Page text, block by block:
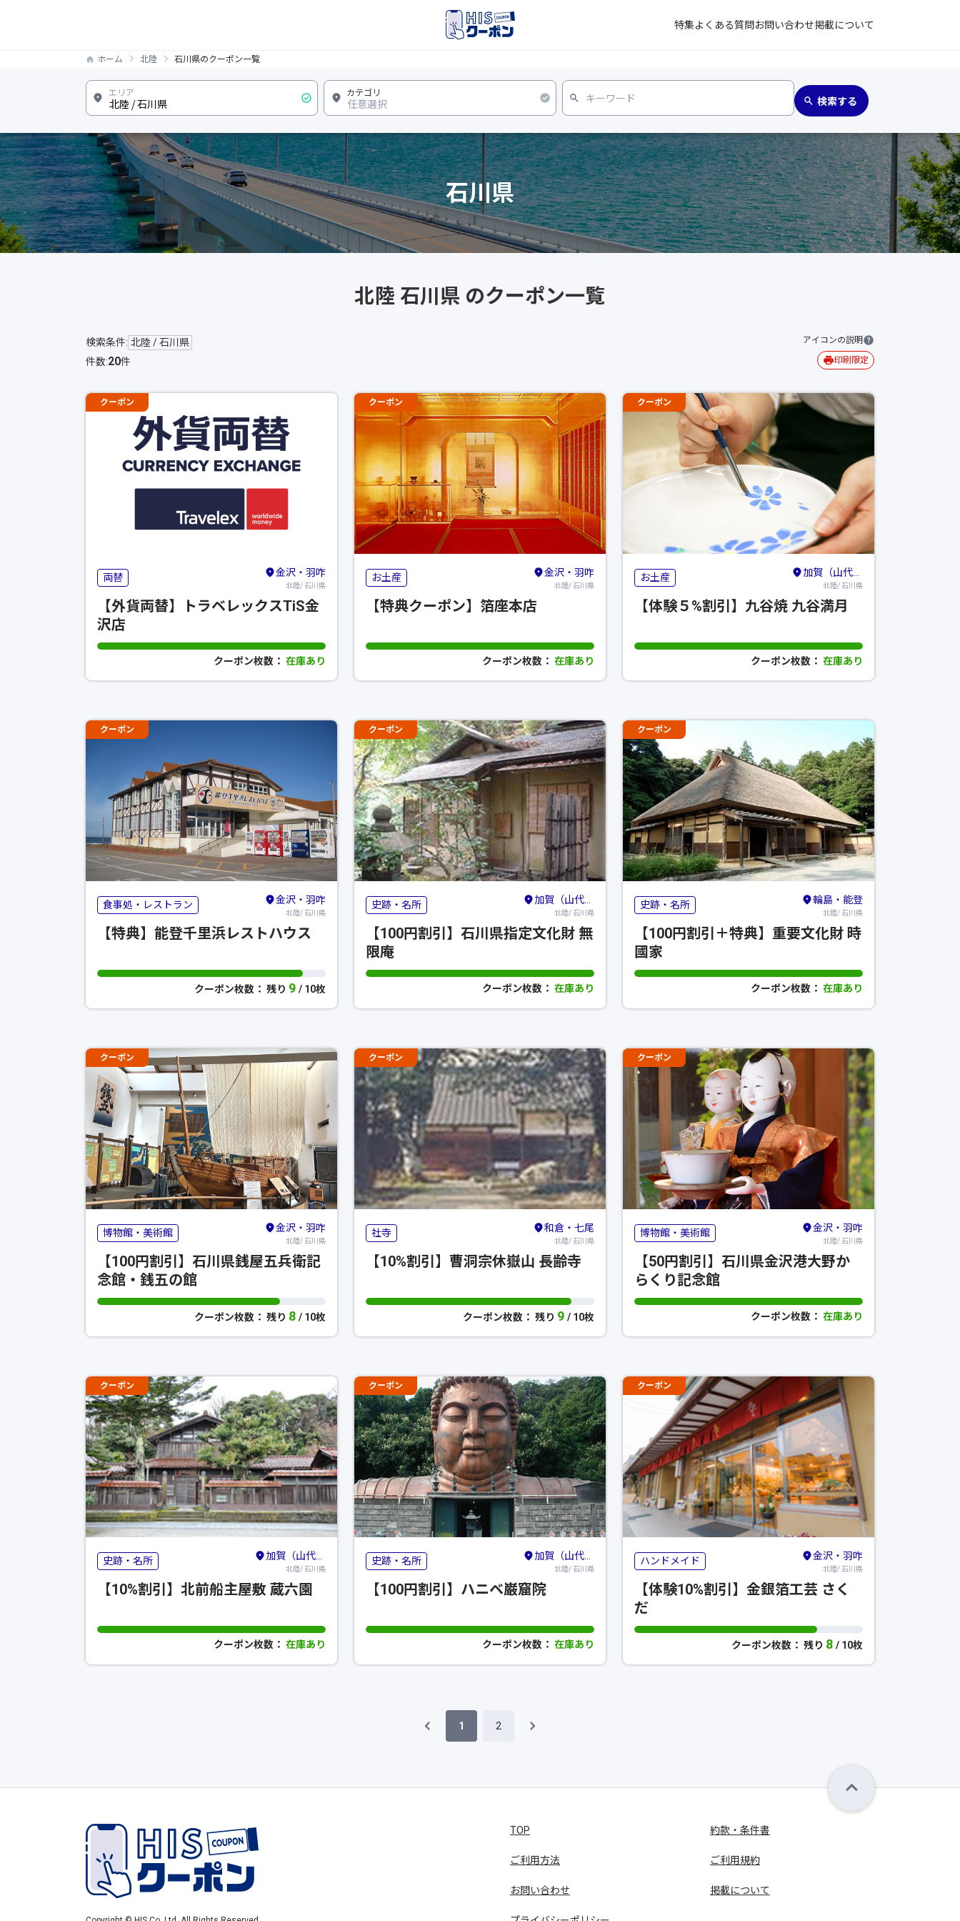
特集よくある質問お問い合わせ掲載について
ホーム 北陸 石川県のクーポン一覧
石川県
北陸 石川県 のクーポン一覧
検索条件: 北陸 / 石川県
件数:20件
アイコンの説明
印刷限定
クーポン
両替 金沢・羽咋
北陸/ 石川県
【外貨両替】トラベレックスTiS金
沢店
クーポン枚数： 在庫あり
クーポン
お土産 金沢・羽咋
北陸/ 石川県
【特典クーポン】箔座本店
クーポン枚数： 在庫あり
クーポン
お土産 加賀（山代・山中・粟津）・小松・白山
北陸/ 石川県
【体験５%割引】九谷焼 九谷満月
クーポン枚数： 在庫あり
クーポン
食事処・レストラン 金沢・羽咋
北陸/ 石川県
【特典】能登千里浜レストハウス
クーポン枚数： 残り 9 / 10枚
クーポン
史跡・名所 加賀（山代・山中・粟津）・小松・白山
北陸/ 石川県
【100円割引】石川県指定文化財 無
限庵
クーポン枚数： 在庫あり
クーポン
史跡・名所 輪島・能登
北陸/ 石川県
【100円割引＋特典】重要文化財 時
國家
クーポン枚数： 在庫あり
クーポン
博物館・美術館 金沢・羽咋
北陸/ 石川県
【100円割引】石川県銭屋五兵衛記
念館・銭五の館
クーポン枚数： 残り 8 / 10枚
クーポン
社寺 和倉・七尾
北陸/ 石川県
【10%割引】曹洞宗休嶽山 長齢寺
クーポン枚数： 残り 9 / 10枚
クーポン
博物館・美術館 金沢・羽咋
北陸/ 石川県
【50円割引】石川県金沢港大野か
らくり記念館
クーポン枚数： 在庫あり
クーポン
史跡・名所 加賀（山代・山中・粟津）・小松・白山
北陸/ 石川県
【10%割引】北前船主屋敷 蔵六園
クーポン枚数： 在庫あり
クーポン
史跡・名所 加賀（山代・山中・粟津）・小松・白山
北陸/ 石川県
【100円割引】ハニベ巌窟院
クーポン枚数： 在庫あり
クーポン
ハンドメイド 金沢・羽咋
北陸/ 石川県
【体験10%割引】金銀箔工芸 さく
だ
クーポン枚数： 残り 8 / 10枚
1 2
TOP
ご利用方法
お問い合わせ
約款・条件書
ご利用規約
掲載について